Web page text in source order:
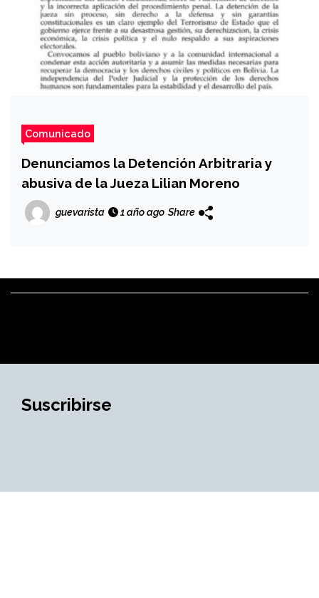
Comunicado
Denunciamos la Detención Arbitraria y
abusiva de la Jueza Lilian Moreno
guevarista 1 año ago Share
Suscribirse